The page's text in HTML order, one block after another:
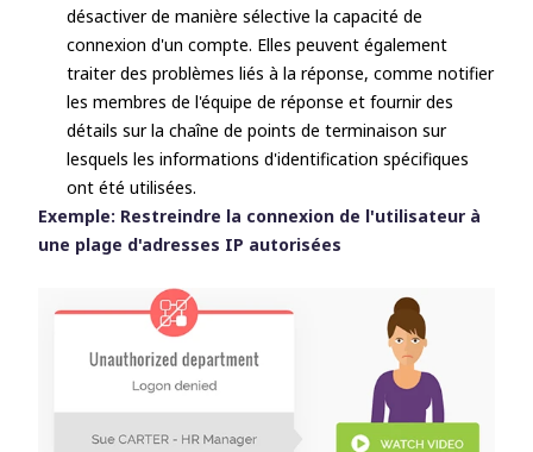
désactiver de manière sélective la capacité de
connexion d'un compte. Elles peuvent également
traiter des problèmes liés à la réponse, comme notifier
les membres de l'équipe de réponse et fournir des
détails sur la chaîne de points de terminaison sur
lesquels les informations d'identification spécifiques
ont été utilisées.
Exemple: Restreindre la connexion de l'utilisateur à
une plage d'adresses IP autorisées